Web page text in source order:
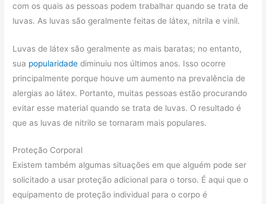
com os quais as pessoas podem trabalhar quando se trata de
luvas. As luvas são geralmente feitas de látex, nitrila e vinil.
Luvas de látex são geralmente as mais baratas; no entanto,
sua popularidade diminuiu nos últimos anos. Isso ocorre
principalmente porque houve um aumento na prevalência de
alergias ao látex. Portanto, muitas pessoas estão procurando
evitar esse material quando se trata de luvas. O resultado é
que as luvas de nitrilo se tornaram mais populares.
Proteção Corporal
Existem também algumas situações em que alguém pode ser
solicitado a usar proteção adicional para o torso. É aqui que o
equipamento de proteção individual para o corpo é